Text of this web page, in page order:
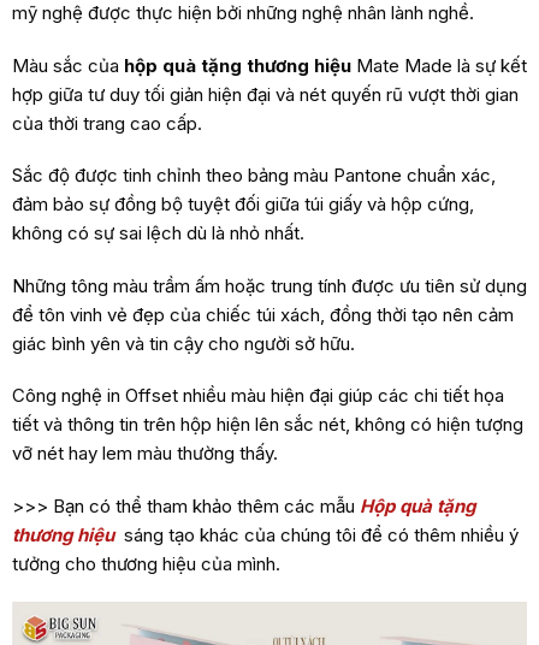
mỹ nghệ được thực hiện bởi những nghệ nhân lành nghề.
Màu sắc của hộp quà tặng thương hiệuMate Made là sự kết
hợp giữa tư duy tối giản hiện đại và nét quyến rũ vượt thời gian
của thời trang cao cấp.
Sắc độ được tinh chỉnh theo bảng màu Pantone chuẩn xác,
đảm bảo sự đồng bộ tuyệt đối giữa túi giấy và hộp cứng,
không có sự sai lệch dù là nhỏ nhất.
Những tông màu trầm ấm hoặc trung tính được ưu tiên sử dụng
để tôn vinh vẻ đẹp của chiếc túi xách, đồng thời tạo nên cảm
giác bình yên và tin cậy cho người sở hữu.
Công nghệ in Offset nhiều màu hiện đại giúp các chi tiết họa
tiết và thông tin trên hộp hiện lên sắc nét, không có hiện tượng
vỡ nét hay lem màu thường thấy.
>>> Bạn có thể tham khảo thêm các mẫu Hộp quà tặng
thương hiệu sáng tạo khác của chúng tôi để có thêm nhiều ý
tưởng cho thương hiệu của mình.